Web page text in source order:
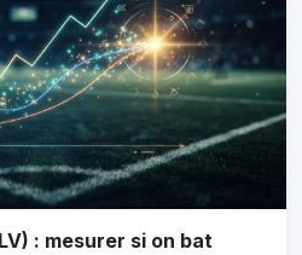
: mesurer si on bat